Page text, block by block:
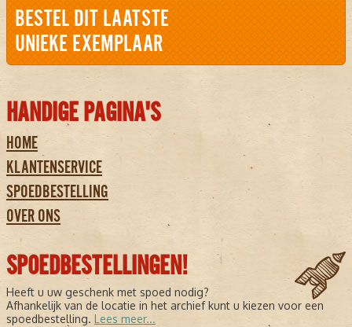
BESTEL DIT LAATSTE
UNIEKE EXEMPLAAR
HANDIGE PAGINA'S
HOME
KLANTENSERVICE
SPOEDBESTELLING
OVER ONS
SPOEDBESTELLINGEN!
Heeft u uw geschenk met spoed nodig?
Afhankelijk van de locatie in het archief kunt u kiezen voor een
spoedbestelling. Lees meer...